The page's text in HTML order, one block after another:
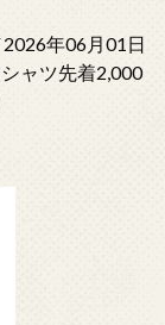
2026年06月01日
ャツ先着2,000